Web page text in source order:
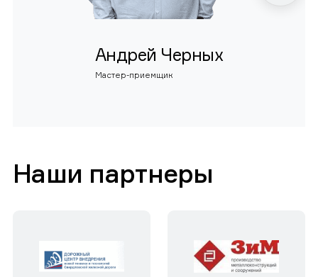
Андрей Черных
Мастер-приемщик
Наши партнеры